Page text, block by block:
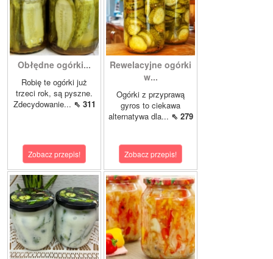
Obłędne ogórki...
Robię te ogórki już
trzeci rok, są pyszne.
Zdecydowanie... ⇖ 311
Zobacz przepis!
Rewelacyjne ogórki
w...
Ogórki z przyprawą
gyros to ciekawa
alternatywa dla... ⇖ 279
Zobacz przepis!